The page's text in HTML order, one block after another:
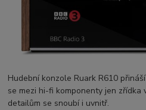
Hudební konzole Ruark R610
se mezi hi-fi komponenty jen
detailům se snoubí i uvnitř.